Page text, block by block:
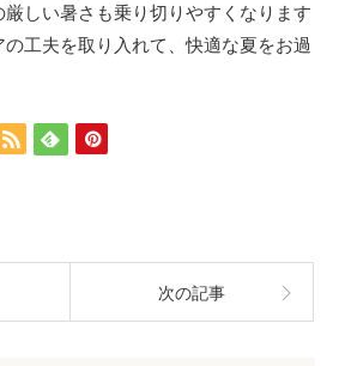
しい暑さも乗り切りやすくなります
工夫を取り入れて、快適な夏をお過
次の記事